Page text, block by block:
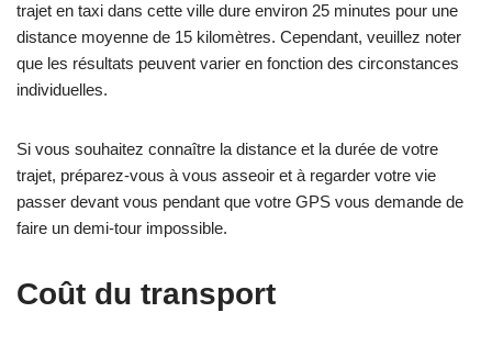
trajet en taxi dans cette ville dure environ 25 minutes pour une
distance moyenne de 15 kilomètres. Cependant, veuillez noter
que les résultats peuvent varier en fonction des circonstances
individuelles.
Si vous souhaitez connaître la distance et la durée de votre
trajet, préparez-vous à vous asseoir et à regarder votre vie
passer devant vous pendant que votre GPS vous demande de
faire un demi-tour impossible.
Coût du transport